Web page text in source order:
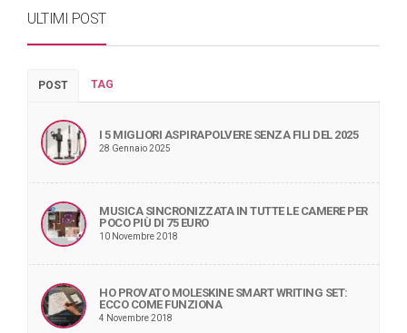
ULTIMI POST
POST TAG
I 5 MIGLIORI ASPIRAPOLVERE SENZA FILI DEL 2025
28 Gennaio 2025
MUSICA SINCRONIZZATA IN TUTTE LE CAMERE PER
POCO PIÙ DI 75 EURO
10 Novembre 2018
HO PROVATO MOLESKINE SMART WRITING SET:
ECCO COME FUNZIONA
4 Novembre 2018